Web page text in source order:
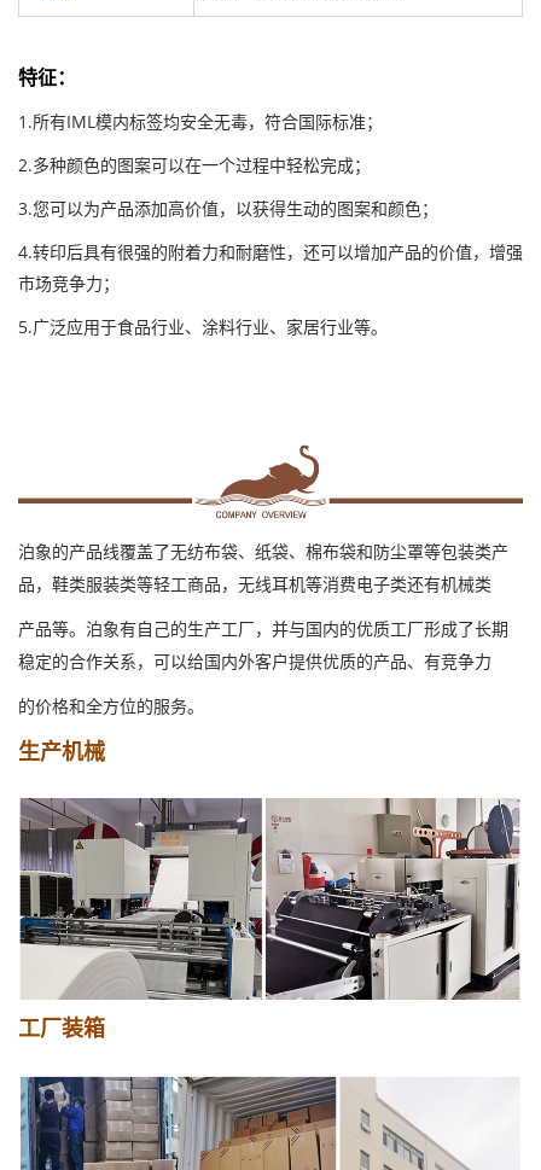
特征：
1.所有IML模内标签均安全无毒，符合国际标准；
2.多种颜色的图案可以在一个过程中轻松完成；
3.您可以为产品添加高价值，以获得生动的图案和颜色；
4.转印后具有很强的附着力和耐磨性，还可以增加产品的价值，增强
市场竞争力；
5.广泛应用于食品行业、涂料行业、家居行业等。
泊象的产品线覆盖了无纺布袋、纸袋、棉布袋和防尘罩等包装类产
品，鞋类服装类等轻工商品，无线耳机等消费电子类还有机械类
产品等。泊象有自己的生产工厂，并与国内的优质工厂形成了长期
稳定的合作关系，可以给国内外客户提供优质的产品、有竞争力
的价格和全方位的服务。
生产机械
工厂装箱